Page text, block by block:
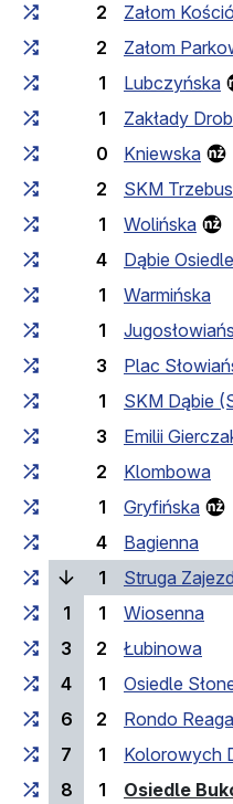
2
Załom
2
Załom
1
Lubczyńska
1
Zakłady
0
Kniewska
2
SKM
1
Wolińska
4
Dąbie Osiedle
1
Warmińska
1
3
Plac
1
SKM Dąbie
3
Emilii
2
Klombowa
1
Gryfińska
4
Bagienna
1
Struga
1
1
Wiosenna
3
2
Łubinowa
4
1
Osiedle
6
2
Rondo
7
1
Kolorowych
8
1 Osiedle